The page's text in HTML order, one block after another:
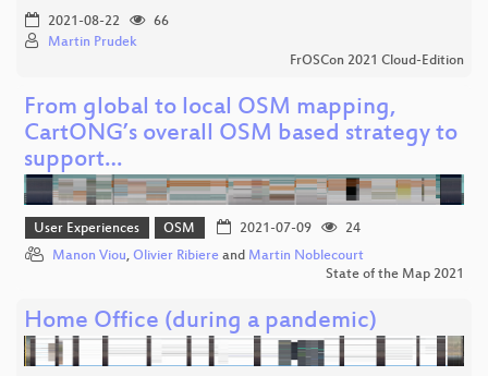
2021-08-22
66
Martin Prudek
FrOSCon 2021 Cloud-Edition
From global to local OSM mapping,
CartONG’s overall OSM based strategy to
support…
User Experiences OSM 2021-07-09
24
Manon Viou, Olivier Ribiere and Martin Noblecourt
State of the Map 2021
Home Office (during a pandemic)